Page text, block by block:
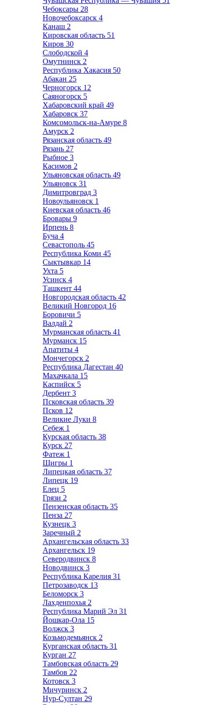
Чебоксары 28
Новочебоксарск 4
Канаш 2
Кировская область 51
Киров 30
Слободской 4
Омутнинск 2
Республика Хакасия 50
Абакан 25
Черногорск 12
Саяногорск 5
Хабаровский край 49
Хабаровск 37
Комсомольск-на-Амуре 8
Амурск 2
Рязанская область 49
Рязань 27
Рыбное 3
Касимов 2
Ульяновская область 49
Ульяновск 31
Димитровград 3
Новоульяновск 1
Киевская область 46
Бровары 9
Ирпень 8
Буча 4
Севастополь 45
Республика Коми 45
Сыктывкар 14
Ухта 5
Усинск 4
Ташкент 44
Новгородская область 42
Великий Новгород 16
Боровичи 5
Валдай 2
Мурманская область 41
Мурманск 15
Апатиты 4
Мончегорск 2
Республика Дагестан 40
Махачкала 15
Каспийск 5
Дербент 3
Псковская область 39
Псков 12
Великие Луки 8
Себеж 1
Курская область 38
Курск 27
Фатеж 1
Щигры 1
Липецкая область 37
Липецк 19
Елец 5
Грязи 2
Пензенская область 35
Пенза 27
Кузнецк 3
Заречный 2
Архангельская область 33
Архангельск 19
Северодвинск 8
Новодвинск 3
Республика Карелия 31
Петрозаводск 13
Беломорск 3
Лахденпохья 2
Республика Марий Эл 31
Йошкар-Ола 15
Волжск 3
Козьмодемьянск 2
Курганская область 31
Курган 27
Тамбовская область 29
Тамбов 22
Котовск 3
Мичуринск 2
Нур-Султан 29